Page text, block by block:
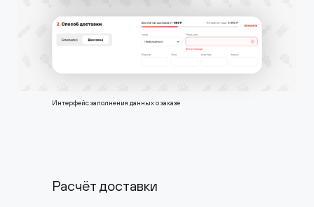
Интерфейс заполнения данных о заказе
Расчёт доставки